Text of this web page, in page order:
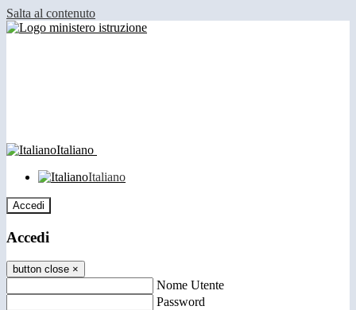
Salta al contenuto
Italiano
Italiano
Accedi
Accedi
button close ×
Nome Utente
Password